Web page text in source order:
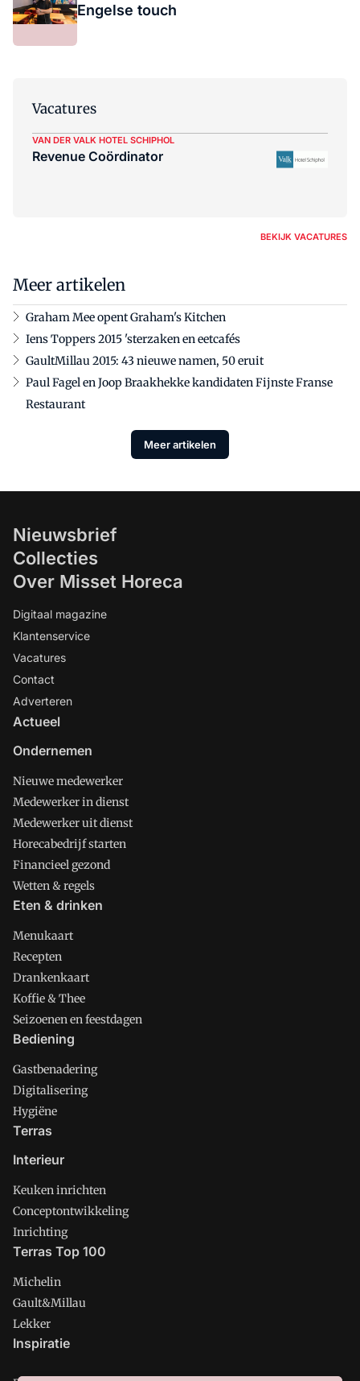
Engelse touch
Vacatures
VAN DER VALK HOTEL SCHIPHOL
Revenue Coördinator
BEKIJK VACATURES
Meer artikelen
Graham Mee opent Graham's Kitchen
Iens Toppers 2015 'sterzaken en eetcafés
GaultMillau 2015: 43 nieuwe namen, 50 eruit
Paul Fagel en Joop Braakhekke kandidaten Fijnste Franse
Restaurant
Meer artikelen
Nieuwsbrief
Collecties
Over Misset Horeca
Digitaal magazine
Klantenservice
Vacatures
Contact
Adverteren
Actueel
Ondernemen
Nieuwe medewerker
Medewerker in dienst
Medewerker uit dienst
Horecabedrijf starten
Financieel gezond
Wetten & regels
Eten & drinken
Menukaart
Recepten
Drankenkaart
Koffie & Thee
Seizoenen en feestdagen
Bediening
Gastbenadering
Digitalisering
Hygiëne
Terras
Interieur
Keuken inrichten
Conceptontwikkeling
Inrichting
Terras Top 100
Michelin
Gault&Millau
Lekker
Inspiratie